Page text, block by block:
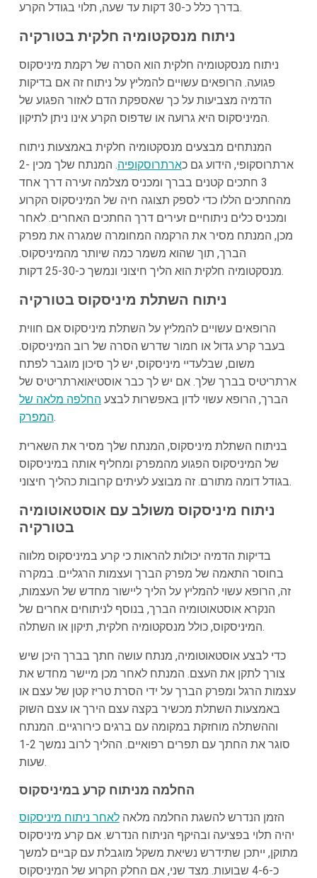
בדרך כלל כ-30 דקות עד שעה, תלוי בגודל הקרע.
ניתוח מנסקטומיה חלקית בטורקיה
ניתוח מנסקטומיה חלקית הוא הסרה של רקמת מיניסקוס
פגועה. הרופאים עשויים להמליץ על ניתוח זה אם בדיקות
הדמיה מצביעות על כך שאספקת הדם לאזור הפגוע של
המיניסקוס היא גרועה או שדפוס הקרע אינו ניתן לתיקון.
המנתחים מבצעים מנסקטומיה חלקית באמצעות ניתוח
ארתרוסקופי, הידוע גם כארתרוסקופיה
. המנתח שלך מכין 2-
3 חתכים קטנים בברך ומכניס מצלמה זעירה דרך אחד
מהחתכים הללו כדי לספק תצוגה חיה של המיניסקוס הקרוע
ומכניס כלים ניתוחיים זעירים דרך החתכים האחרים. לאחר
מכן, המנתח מסיר את הרקמה המחומרה שמגרה את מפרק
הברך, תוך שהוא משמר כמה שיותר מהמיניסקוס.
מנסקטומיה חלקית הוא הליך חיצוני ונמשך כ-25-30 דקות.
ניתוח השתלת מיניסקוס בטורקיה
הרופאים עשויים להמליץ על השתלת מיניסקוס אם חווית
בעבר קרע גדול או חמור שדרש הסרה של רוב המיניסקוס.
משום, שבלעדיי מיניסקוס, יש לך סיכון מוגבר לפתח
ארתריטיס בברך שלך. אם יש לך כבר אוסטיאוארתריטיס של
הברך, הרופא עשוי לדון באפשרות לבצע החלפה מלאה של
המפרק.
בניתוח השתלת מיניסקוס, המנתח שלך מסיר את השארית
של המיניסקוס הפגוע מהמפרק ומחליף אותה במיניסקוס
בגודל דומה מתורם. זה מבוצע לעיתים קרובות כהליך חיצוני.
ניתוח מיניסקוס משולב עם אוסטאוטומיה
בטורקיה
בדיקות הדמיה יכולות להראות כי קרע במיניסקוס מלווה
בחוסר התאמה של מפרק הברך ועצמות הרגליים. במקרה
זה, הרופא עשוי להמליץ על הליך ליישור מחדש של העצמות,
הנקרא אוסטאוטומיה הברך, בנוסף לניתוחים אחרים של
המיניסקוס, כולל מנסקטומיה חלקית, תיקון או השתלה.
כדי לבצע אוסטאוטומיה, מנתח עושה חתך בברך היכן שיש
צורך לתקן את העצם. המנתח לאחר מכן מיישר מחדש את
עצמות הרגל ומפרק הברך על ידי הסרת טריז קטן של עצם או
באמצעות השתלת מכשיר בקצה עצם הירך או עצם השוק
וההשתלה מוחזקת במקומה עם ברגים כירורגיים. המנתח
סוגר את החתך עם תפרים רפואיים. ההליך לרוב נמשך 1-2
שעות.
החלמה מניתוח קרע במיניסקוס
הזמן הנדרש להשגת החלמה מלאהלאחר ניתוח מיניסקוס
יהיה תלוי בפציעה ובהיקף הניתוח הנדרש. אם קרע מיניסקוס
מתוקן, ייתכן שתידרש נשיאת משקל מוגבלת עם קביים למשך
כ-4-6 שבועות. מצד שני, אם החלק הקרוע של המיניסקוס